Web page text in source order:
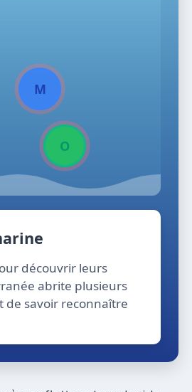
M
O
découvrir leurs
abrite plusieurs
de savoir reconnaître